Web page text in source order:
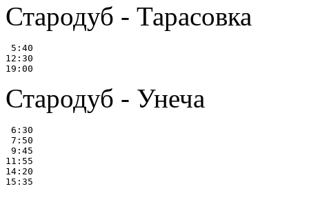
Стародуб - Тарасовка
5:40
12:30
Стародуб - Унеча
6:30
7:50
9:45
11:55
14:20